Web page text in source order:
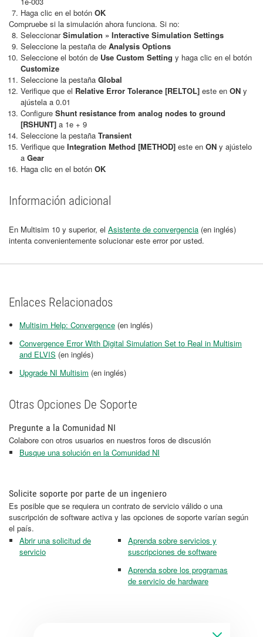
Haga clic en el botón OK
Compruebe si la simulación ahora funciona. Si no:
SeleccionarSimulation » Interactive Simulation Settings
Seleccione la pestaña de Analysis Options
Seleccione el botón de Use Custom Setting y haga clic en el botón
Customize
Seleccione la pestaña Global
Verifique que el Relative Error Tolerance [RELTOL] este en ON y
ajústela a 0.01
Configure Shunt resistance from analog nodes to ground
[RSHUNT] a 1e + 9
Seleccione la pestaña Transient
Verifique que Integration Method [METHOD] este en ON y ajústelo
a Gear
Haga clic en el botón OK
Información adicional
En Multisim 10 y superior, el Asistente de convergencia (en inglés)
intenta convenientemente solucionar este error por usted.
Enlaces Relacionados
Multisim Help: Convergence (en inglés)
Convergence Error With Digital Simulation Set to Real in Multisim
and ELVIS (en inglés)
Upgrade NI Multisim (en inglés)
Otras Opciones De Soporte
Pregunte a la Comunidad NI
Colabore con otros usuarios en nuestros foros de discusión
Busque una solución en la Comunidad NI
Solicite soporte por parte de un ingeniero
Es posible que se requiera un contrato de servicio válido o una
suscripción de software activa y las opciones de soporte varían según
el país.
Abrir una solicitud de
servicio
Aprenda sobre servicios y
suscripciones de software
Aprenda sobre los programas
de servicio de hardware